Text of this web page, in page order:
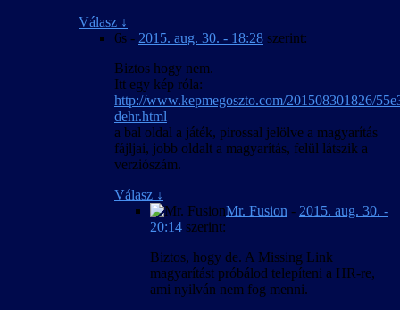
Válasz ↓
6s - 2015. aug. 30. - 18:28 szerint:
Biztos hogy nem.
Itt egy kép róla:
http://www.kepmegoszto.com/201508301826/
dehr.html
a bal oldal a játék, pirossal jelölve a magyarítás
fájljai, jobb oldalt a magyarítás, felül látszik a
verziószám.
Válasz ↓
Mr. Fusion - 2015. aug. 30. -
20:14 szerint:
Biztos, hogy de. A Missing Link
magyarítást próbálod telepíteni a HR-re,
ami nyilván nem fog menni.